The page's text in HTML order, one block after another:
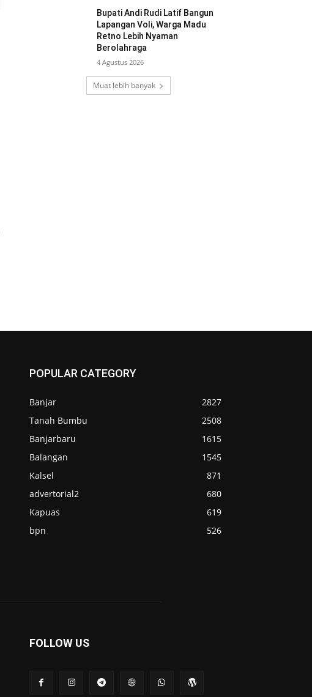
Bupati Andi Rudi Latif Bangun
Lapangan Voli, Warga Madu
Retno Lebih Nyaman
Berolahraga
4 Agustus 2026
Muat lebih banyak
POPULAR CATEGORY
Banjar
2827
Tanah Bumbu
2508
Banjarbaru
1615
Balangan
1545
Kalsel
871
advertorial2
680
Kapuas
619
bpn
526
FOLLOW US